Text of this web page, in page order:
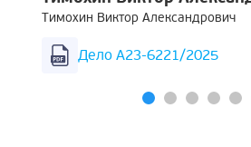
Тимохин Виктор Александрович
Дело А23-6221/2025